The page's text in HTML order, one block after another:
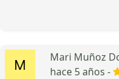
Mari Muñoz
hace 5 años -